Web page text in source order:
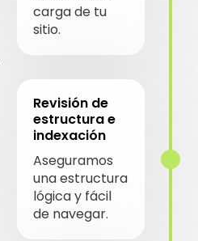
carga de tu
sitio.
Revisión de
estructura e
indexación
Aseguramos
una estructura
lógica y fácil
de navegar.